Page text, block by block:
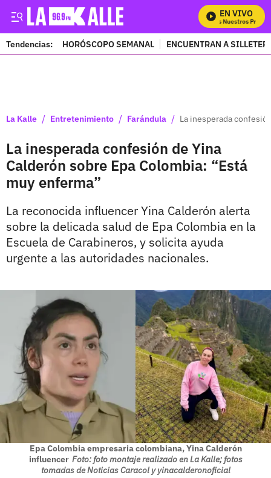
EN VIVO
Mira Todos Nuestros
Tendencias: HORÓSCOPO SEMANAL ENCUENTRAN A
La Kalle / Entretenimiento / Farándula / La inesperada
La inesperada confesión de Yina
Calderón sobre Epa Colombia: “Está
muy enferma”
La reconocida influencer Yina Calderón alerta
sobre la delicada salud de Epa Colombia en la
Escuela de Carabineros, y solicita ayuda
urgente a las autoridades nacionales.
Epa Colombia empresaria colombiana, Yina Calderón
influencer Foto: foto montaje realizado en La Kalle; fotos
tomadas de Noticias Caracol y yinacalderonoficial